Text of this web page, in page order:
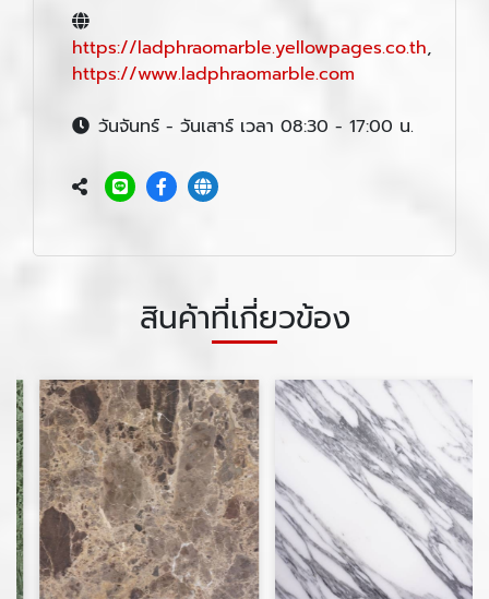
https://ladphraomarble.yellowpages.co.th,
https://www.ladphraomarble.com
วันจันทร์ - วันเสาร์ เวลา 08:30 - 17:00 น.
สินค้าที่เกี่ยวข้อง